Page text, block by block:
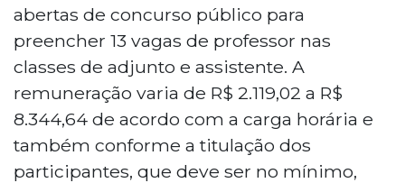
abertas de concurso público para
preencher 13 vagas de professor nas
classes de adjunto e assistente. A
remuneração varia de R$ 2.119,02 a R$
8.344,64 de acordo com a carga horária e
também conforme a titulação dos
participantes, que deve ser no mínimo,